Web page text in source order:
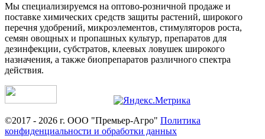
Мы специализируемся на оптово-розничной продаже и
поставке химических средств защиты растений, широкого
перечня удобрений, микроэлементов, стимуляторов роста,
семян овощных и пропашных культур, препаратов для
дезинфекции, субстратов, клеевых ловушек широкого
назначения, а также биопрепаратов различного спектра
действия.
©2017 - 2026 г. ООО "Премьер-Агро" Политика
конфиденциальности и обработки данных